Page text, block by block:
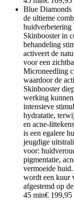
Blue
de ultieme
Skinbooster in
behandeling
activeert de
voor een
Microneedling
waardoor de
Skinbooster
werking
intensieve
hydratatie,
en acne-
is een egalere
jeugdige
voor:
pigmentatie,
vermoeide
wordt een kuur
afgestemd op
45 min€ 199,95